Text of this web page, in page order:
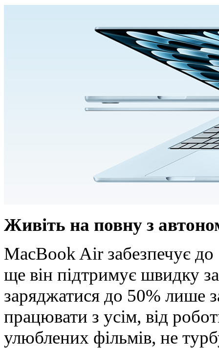
Живіть на повну з
MacBook Air забезпечує
ще він підтримує швидку
заряджатися до 50% лише
працювати з усім, від
улюблених фільмів, не